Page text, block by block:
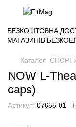
БЕЗКОШТОВНА
МАГАЗИНІВ
Каталог
NOW L-
caps)
Артикул: 07655-01